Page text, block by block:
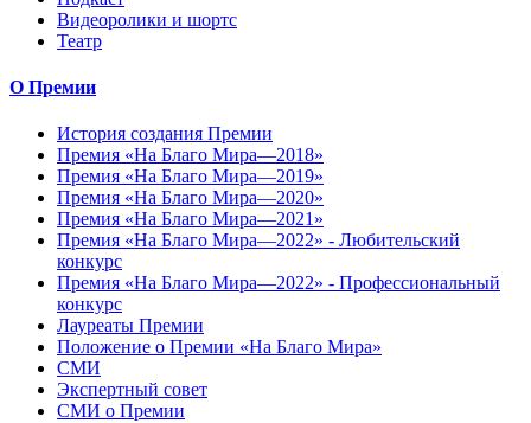
Видеоролики и шортс
Театр
О Премии
История создания Премии
Премия «На Благо Мира—2018»
Премия «На Благо Мира—2019»
Премия «На Благо Мира—2020»
Премия «На Благо Мира—2021»
Премия «На Благо Мира—2022» - Любительский
конкурс
Премия «На Благо Мира—2022» - Профессиональный
конкурс
Лауреаты Премии
Положение о Премии «На Благо Мира»
СМИ
Экспертный совет
СМИ о Премии